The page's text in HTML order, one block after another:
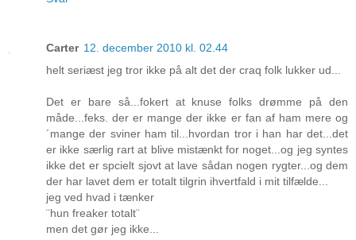
Carter 12. december 2010 kl. 02.44
helt seriæst jeg tror ikke på alt det der craq folk lukker ud...
Det er bare så...fokert at knuse folks drømme på den
måde...feks. der er mange der ikke er fan af ham mere og
´mange der sviner ham til...hvordan tror i han har det...det
er ikke særlig rart at blive mistænkt for noget...og jeg syntes
ikke det er spcielt sjovt at lave sådan nogen rygter...og dem
der har lavet dem er totalt tilgrin ihvertfald i mit tilfælde...
jeg ved hvad i tænker
¨hun freaker totalt¨
men det gør jeg ikke...